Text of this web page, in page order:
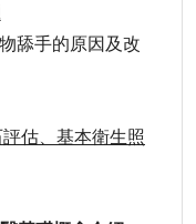
舔手的原因及改
估、基本衛生照